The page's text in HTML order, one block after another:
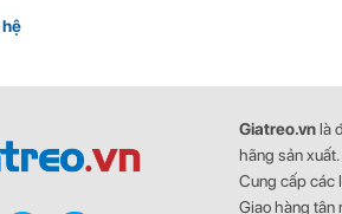
+85 độ đến -30 độ
Giatreo.vnlà
hãng sản
Cung cấp các
Giao hàng tận